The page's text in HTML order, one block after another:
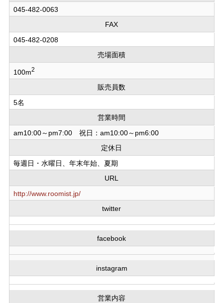
045-482-0063
FAX
045-482-0208
売場面積
100m2
販売員数
5名
営業時間
am10:00～pm7:00 祝日：am10:00～pm6:00
定休日
毎週日・水曜日、年末年始、夏期
URL
http://www.roomist.jp/
twitter
facebook
instagram
営業内容